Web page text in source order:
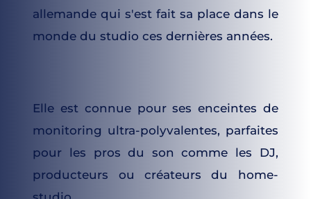
allemande qui s'est fait sa place dans le
monde du studio ces dernières années.
Elle est connue pour ses enceintes de
monitoring ultra-polyvalentes, parfaites
pour les pros du son comme les DJ,
producteurs ou créateurs du home-